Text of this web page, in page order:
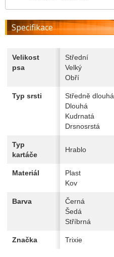
Specifikace
Velikost
psa
Střední
Velký
Obří
Typ srsti
Středně dlouhá
Dlouhá
Kudrnatá
Drsnosrstá
Typ
kartáče
Hrablo
Materiál
Plast
Kov
Barva
Černá
Šedá
Stříbrná
Značka Trixie